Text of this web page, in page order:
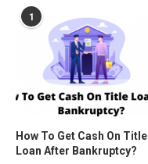
1
How To Get Cash On Title
Loan After Bankruptcy?